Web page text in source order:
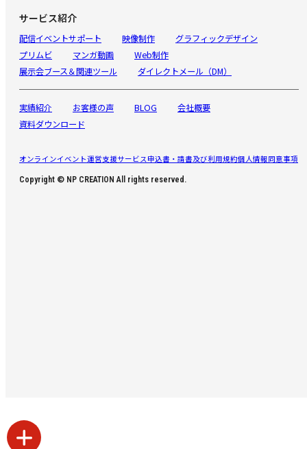
サービス紹介
配信イベントサポート 映像制作
グラフィックデザイン
プリムビ
マンガ動画
Web制作
展示会ブース＆関連ツール
ダイレクトメール（DM）
実績紹介 お客様の声 BLOG
会社概要
資料ダウンロード
オンラインイベント運営支援サービス申込書・請書及び利用規約個人情報同意事項
Copyright © NP CREATION All rights reserved.